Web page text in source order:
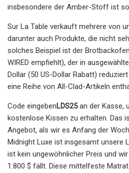
insbesondere der Amber-Stoff ist
Sur La Table verkauft mehrere von
darunter auch Produkte, die nicht
solches Beispiel ist der
WIRED empfiehlt), der in
Dollar (50 US-Dollar Rabatt)
eine Reihe von All-Clad-Artikeln
Code eingebenLDS25an der Kasse,
kostenlose Kissen zu erhalten. Das
Angebot, als wir es Anfang der
Midnight Luxe ist insgesamt unsere
ist kein ungewöhnlicher Preis und
1.800 $ fällt. Diese mittelfeste